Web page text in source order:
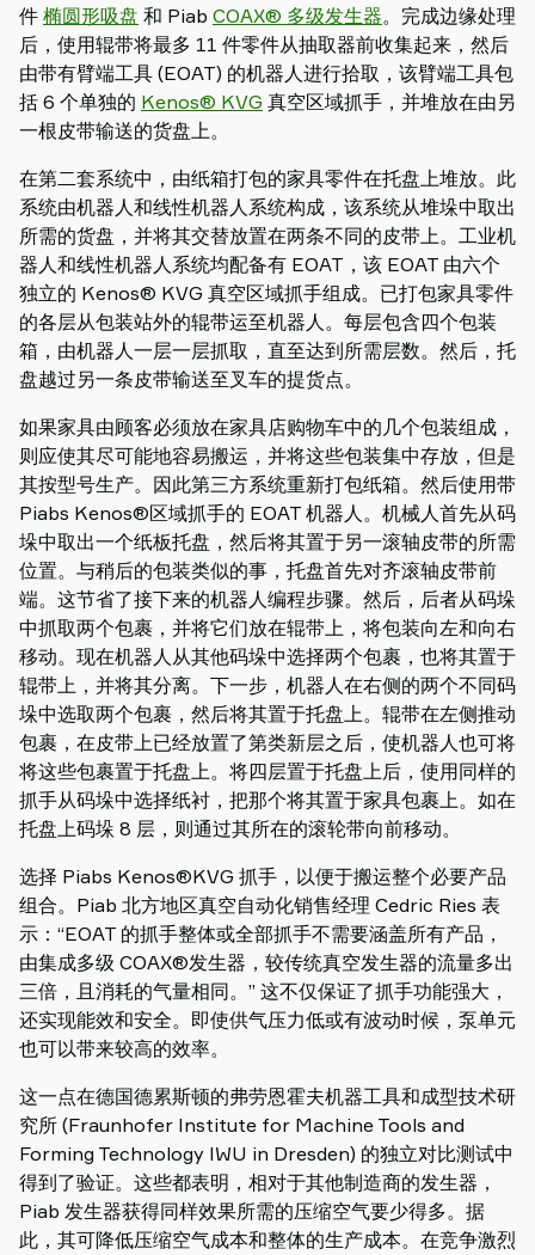
件 椭圆形吸盘 和 Piab COAX® 多级发生器。完成边缘处理
后，使用辊带将最多 11 件零件从抽取器前收集起来，然后
由带有臂端工具 (EOAT) 的机器人进行拾取，该臂端工具包
括 6 个单独的 Kenos® KVG 真空区域抓手，并堆放在由另
一根皮带输送的货盘上。
在第二套系统中，由纸箱打包的家具零件在托盘上堆放。此
系统由机器人和线性机器人系统构成，该系统从堆垛中取出
所需的货盘，并将其交替放置在两条不同的皮带上。工业机
器人和线性机器人系统均配备有 EOAT，该 EOAT 由六个
独立的 Kenos® KVG 真空区域抓手组成。已打包家具零件
的各层从包装站外的辊带运至机器人。每层包含四个包装
箱，由机器人一层一层抓取，直至达到所需层数。然后，托
盘越过另一条皮带输送至叉车的提货点。
如果家具由顾客必须放在家具店购物车中的几个包装组成，
则应使其尽可能地容易搬运，并将这些包装集中存放，但是
其按型号生产。因此第三方系统重新打包纸箱。然后使用带
Piabs Kenos®区域抓手的 EOAT 机器人。机械人首先从码
垛中取出一个纸板托盘，然后将其置于另一滚轴皮带的所需
位置。与稍后的包装类似的事，托盘首先对齐滚轴皮带前
端。这节省了接下来的机器人编程步骤。然后，后者从码垛
中抓取两个包裹，并将它们放在辊带上，将包装向左和向右
移动。现在机器人从其他码垛中选择两个包裹，也将其置于
辊带上，并将其分离。下一步，机器人在右侧的两个不同码
垛中选取两个包裹，然后将其置于托盘上。辊带在左侧推动
包裹，在皮带上已经放置了第类新层之后，使机器人也可将
将这些包裹置于托盘上。将四层置于托盘上后，使用同样的
抓手从码垛中选择纸衬，把那个将其置于家具包裹上。如在
托盘上码垛 8 层，则通过其所在的滚轮带向前移动。
选择 Piabs Kenos®KVG 抓手，以便于搬运整个必要产品
组合。Piab 北方地区真空自动化销售经理 Cedric Ries 表
示：“EOAT 的抓手整体或全部抓手不需要涵盖所有产品，
由集成多级 COAX®发生器，较传统真空发生器的流量多出
三倍，且消耗的气量相同。” 这不仅保证了抓手功能强大，
还实现能效和安全。即使供气压力低或有波动时候，泵单元
也可以带来较高的效率。
这一点在德国德累斯顿的弗劳恩霍夫机器工具和成型技术研
究所 (Fraunhofer Institute for Machine Tools and
Forming Technology IWU in Dresden) 的独立对比测试中
得到了验证。这些都表明，相对于其他制造商的发生器，
Piab 发生器获得同样效果所需的压缩空气要少得多。据
此，其可降低压缩空气成本和整体的生产成本。在竞争激烈